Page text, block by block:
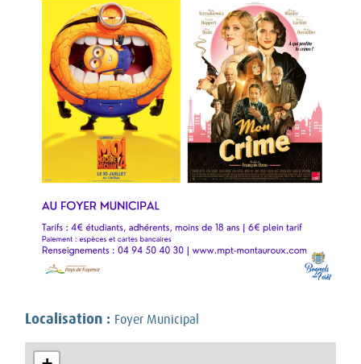
Localisation : Foyer Municipal